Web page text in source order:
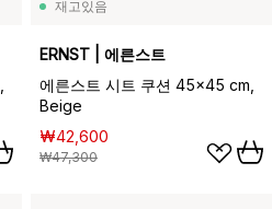
재고있음
ERNST | 에른스트
에른스트 시트 쿠션 45x45 cm,
Beige
₩42,600
₩47,300